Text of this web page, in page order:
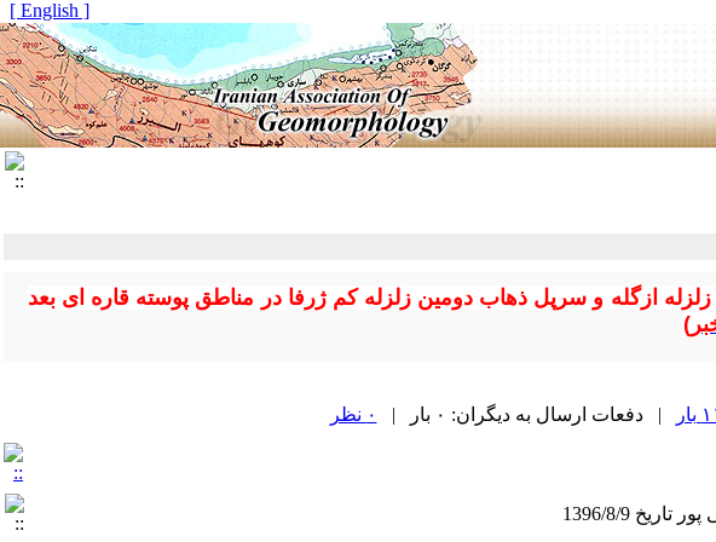
[ English ]
ازگله و سرپل ذهاب دومین زلزله کم ژرفا در مناطق پوسته قاره ای بعد
)
| دفعات ارسال به دیگران: ۰ بار | ۰ نظر
1396/8/9